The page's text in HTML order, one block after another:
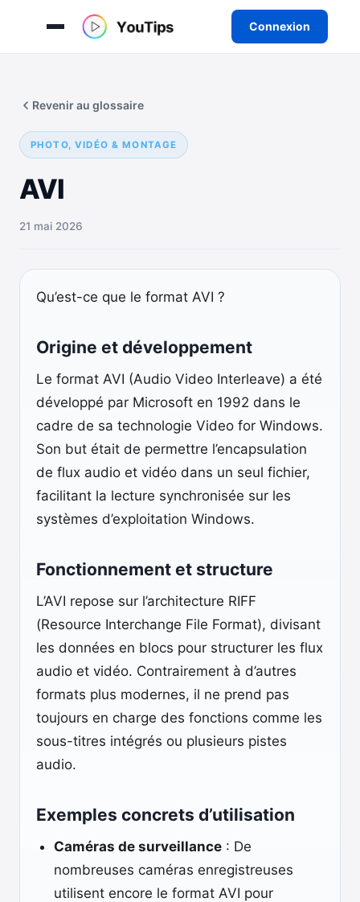
Connexion
contenu
PHOTO, VIDÉO & MONTAGE
AVI
Revenir au glossaire
21 mai 2026
Qu’est-ce que le format AVI ?
Origine et développement
Le format AVI (Audio Video Interleave) a été
développé par Microsoft en 1992 dans le
cadre de sa technologie Video for Windows.
Son but était de permettre l’encapsulation
de flux audio et vidéo dans un seul fichier,
facilitant la lecture synchronisée sur les
systèmes d’exploitation Windows.
Fonctionnement et structure
L’AVI repose sur l’architecture RIFF
(Resource Interchange File Format), divisant
les données en blocs pour structurer les flux
audio et vidéo. Contrairement à d’autres
formats plus modernes, il ne prend pas
toujours en charge des fonctions comme les
sous-titres intégrés ou plusieurs pistes
audio.
Exemples concrets d’utilisation
Caméras de surveillance : De
nombreuses caméras enregistreuses
utilisent encore le format AVI pour